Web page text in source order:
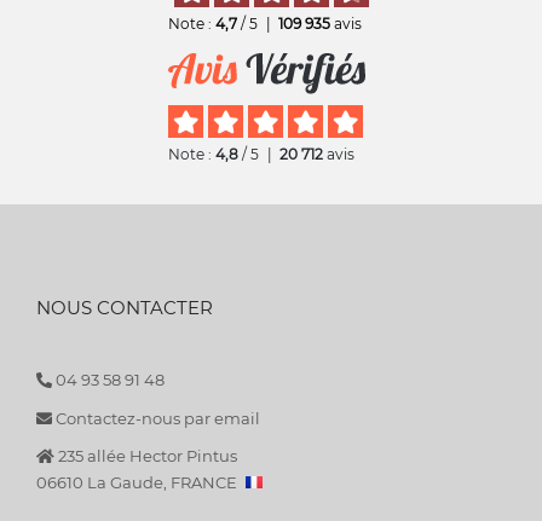
Note : 4,7 / 5 109 935 avis
Note : 4,8 / 5 20 712 avis
NOUS CONTACTER
04 93 58 91 48
Contactez-nous par email
235 allée Hector Pintus
06610 La Gaude, FRANCE